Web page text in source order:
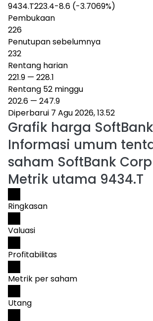
9434.T223.4-8.6 (-3.7069%)
Pembukaan
226
Penutupan sebelumnya
232
Rentang harian
221.9 — 228.1
Rentang 52 minggu
202.6 — 247.9
Diperbarui 7 Agu 2026, 13.52
Grafik harga
Informasi umum
saham SoftBank Corp
Metrik utama 9434.T
Ringkasan
Valuasi
Profitabilitas
Metrik per saham
Utang